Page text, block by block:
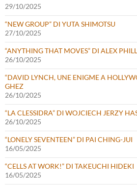
29/10/2025
“NEW GROUP” DI YUTA SHIMOTSU
27/10/2025
“ANYTHING THAT MOVES” DI ALEX
26/10/2025
“DAVID LYNCH, UNE ENIGME A
GHEZ
26/10/2025
“LA CLESSIDRA” DI WOJCIECH JERZY
26/10/2025
“LONELY SEVENTEEN” DI PAI CHING-JUI
16/05/2025
“CELLS AT WORK!” DI TAKEUCHI HIDEKI
16/05/2025